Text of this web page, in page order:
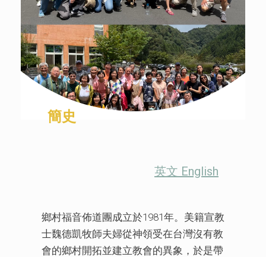
簡史
英文 English
鄉村福音佈道團成立於1981年。美籍宣教
士魏德凱牧師夫婦從神領受在台灣沒有教
會的鄉村開拓並建立教會的異象，於是帶